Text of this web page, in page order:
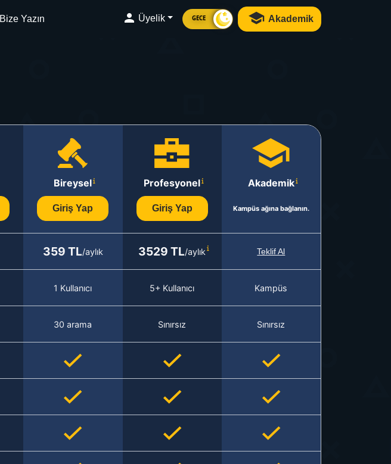
Bize Yazın Üyelik GECE Akademik
Bireysel
Giriş Yap
Profesyonel
Giriş Yap
Akademik
Kampüs ağına bağlanın.
359 TL/aylık 3529 TL/aylık Teklif Al
1 Kullanıcı 5+ Kullanıcı Kampüs
30 arama Sınırsız Sınırsız